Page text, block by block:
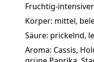
Fruchtig-
Körper: mittel,
Säure: prickelnd,
Aroma: Cassis,